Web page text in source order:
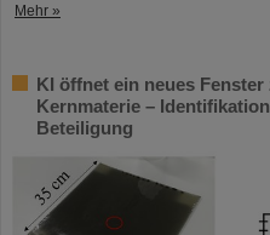
Mehr »
KI öffnet ein neues
Kernmaterie –
Beteiligung